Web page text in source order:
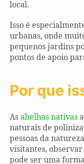
local.
Isso é
urbanas, onde
pequenos jardins
pontos de apoio
Por que
Asabelhas nativas
naturais de
pessoas da
visitantes,
pode ser uma